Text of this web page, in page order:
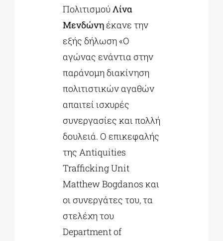
ΠολιτισμούΛίνα
Μενδώνηέκανε την
εξής δήλωση «Ο
αγώνας ενάντια στην
παράνομη διακίνηση
πολιτιστικών αγαθών
απαιτεί ισχυρές
συνεργασίες και πολλή
δουλειά. Ο επικεφαλής
της Antiquities
Trafficking Unit
Matthew Bogdanos και
οι συνεργάτες του, τα
στελέχη του
Department of